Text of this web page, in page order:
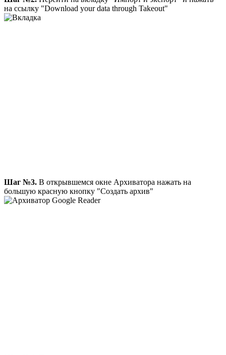
на ссылку "Download your data through Takeout"
Шаг №3. В открывшемся окне Архиватора нажать на
большую красную кнопку "Создать архив"